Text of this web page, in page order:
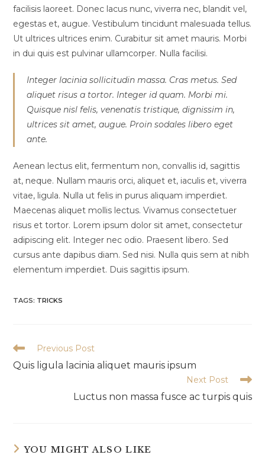
facilisis laoreet. Donec lacus nunc, viverra nec, blandit vel,
egestas et, augue. Vestibulum tincidunt malesuada tellus.
Ut ultrices ultrices enim. Curabitur sit amet mauris. Morbi
in dui quis est pulvinar ullamcorper. Nulla facilisi.
Integer lacinia sollicitudin massa. Cras metus. Sed
aliquet risus a tortor. Integer id quam. Morbi mi.
Quisque nisl felis, venenatis tristique, dignissim in,
ultrices sit amet, augue. Proin sodales libero eget
ante.
Aenean lectus elit, fermentum non, convallis id, sagittis
at, neque. Nullam mauris orci, aliquet et, iaculis et, viverra
vitae, ligula. Nulla ut felis in purus aliquam imperdiet.
Maecenas aliquet mollis lectus. Vivamus consectetuer
risus et tortor. Lorem ipsum dolor sit amet, consectetur
adipiscing elit. Integer nec odio. Praesent libero. Sed
cursus ante dapibus diam. Sed nisi. Nulla quis sem at nibh
elementum imperdiet. Duis sagittis ipsum.
TAGS: TRICKS
Read
more
articles
Previous Post
Quis ligula lacinia aliquet mauris ipsum
Next Post
Luctus non massa fusce ac turpis quis
YOU MIGHT ALSO LIKE